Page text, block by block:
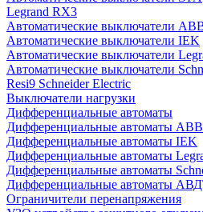
Legrand RX3
Автоматические выключатели
Автоматические выключатели IEK
Автоматические выключатели
Автоматические выключатели
Resi9 Schneider Electric
Выключатели нагрузки
Дифференциальные автоматы
Дифференциальные автоматы ABB
Дифференциальные автоматы IEK
Дифференциальные автоматы
Дифференциальные автоматы
Дифференциальные автоматы
Ограничители перенапряжения